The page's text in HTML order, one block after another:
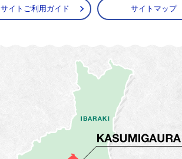
サイトご利用ガイド サイトマップ